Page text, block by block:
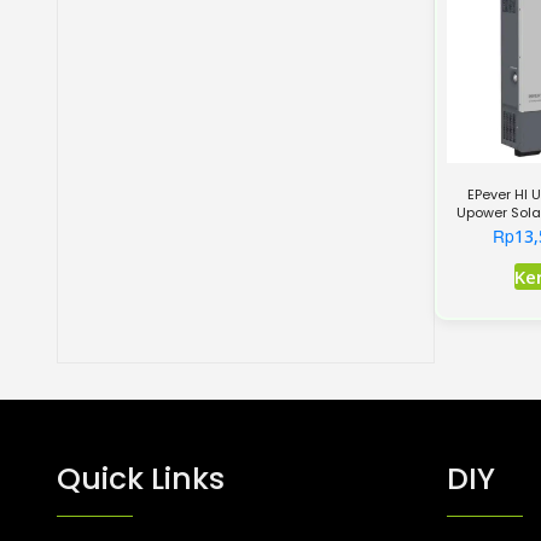
EPever HI
Upower
Rp
Quick Links DIY